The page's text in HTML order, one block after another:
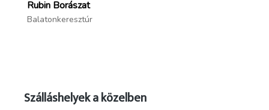
Weboldal:www.fejtorofogda.hu
Rubin Borászat
Balatonkeresztúr
Szálláshelyek a közelben